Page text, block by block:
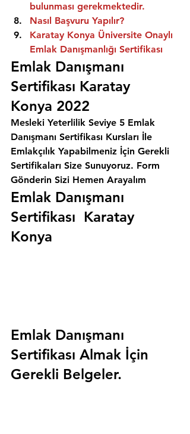
bulunması gerekmektedir.
Nasıl Başvuru Yapılır?
Karatay Konya Üniversite Onaylı
Emlak Danışmanlığı Sertifikası
Emlak Danışmanı
Sertifikası Karatay
Konya 2022
Mesleki Yeterlilik Seviye 5 Emlak
Danışmanı Sertifikası Kursları İle
Emlakçılık Yapabilmeniz İçin Gerekli
Sertifikaları Size Sunuyoruz. Form
Gönderin Sizi Hemen Arayalım
Emlak Danışmanı
Sertifikası  Karatay
Konya
Emlak Danışmanı
Sertifikası Almak İçin
Gerekli Belgeler.